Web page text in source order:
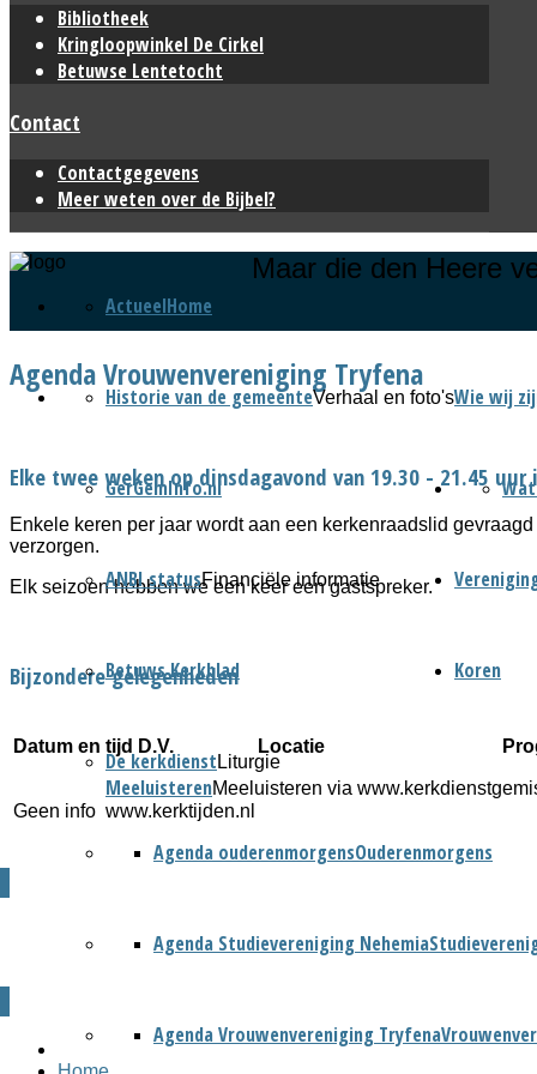
Bibliotheek
Kringloopwinkel De Cirkel
Betuwse Lentetocht
Contact
Contactgegevens
Meer weten over de Bijbel?
Home
Actueel
Wie wij
Historie van de gemeenteVerhaal en foto's
GerGemInfo.nl
ANBI statusFinanciële informatie
Betuws Kerkblad
De kerkdienst Liturgie
MeeluisterenMeeluisteren via
www.kerktijden.nl
Ouderenmorgens
Agenda ouderenmorgens
Agenda Studievereniging Nehemia
Agenda Vrouwenvereniging Tryfena
Koren
Maar die den Heere
Agenda Vrouwenvereniging Tryfena
Elke twee weken op dinsdagavond van 19.30 - 21.45 uur
Enkele keren per jaar wordt aan een kerkenraadslid
verzorgen.
Elk seizoen hebben we een keer een gastspreker.
Bijzondere gelegenheden
Datum en tijd D.V. Locatie
Geen info